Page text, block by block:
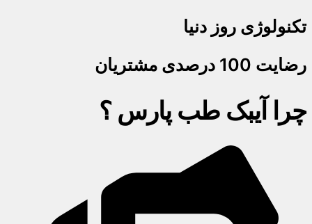
تکنولوژی روز دنیا
رضایت 100 درصدی مشتریان
چرا آیبک طب پارس ؟